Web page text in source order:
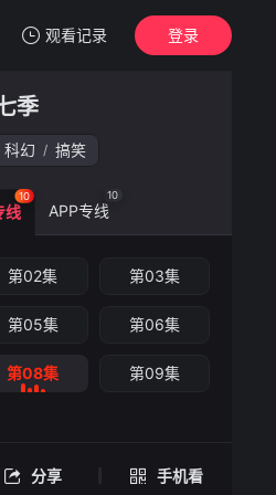
观看记录
第08集
登录
季
科幻 / 搞笑
分享 手机看
蒂 第七季 -第08集
线
10
APP专线
10
第02集 第03集
第05集 第06集
第08集 第09集